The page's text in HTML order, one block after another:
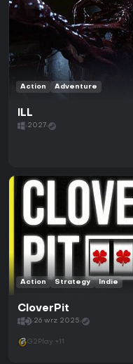
Action Adventure
ILL
2027
Action Strategy Indie
CloverPit
26 wrz 2025
G2Play +11